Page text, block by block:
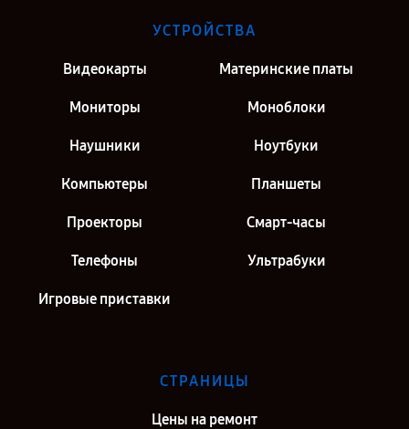
УСТРОЙСТВА
Видеокарты Материнские платы
Мониторы Моноблоки
Наушники Ноутбуки
Компьютеры Планшеты
Проекторы Смарт-часы
Телефоны Ультрабуки
Игровые приставки
СТРАНИЦЫ
Цены на ремонт